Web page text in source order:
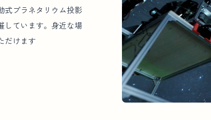
式プラネタリウム投影
しています。身近な場
だけます